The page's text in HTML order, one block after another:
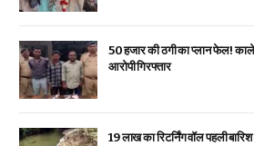
₹50 हजार की ठगी का प्लान फेल!
आरोपी गिरफ्तार
19 लाख का रिटर्निंग वॉल पहली